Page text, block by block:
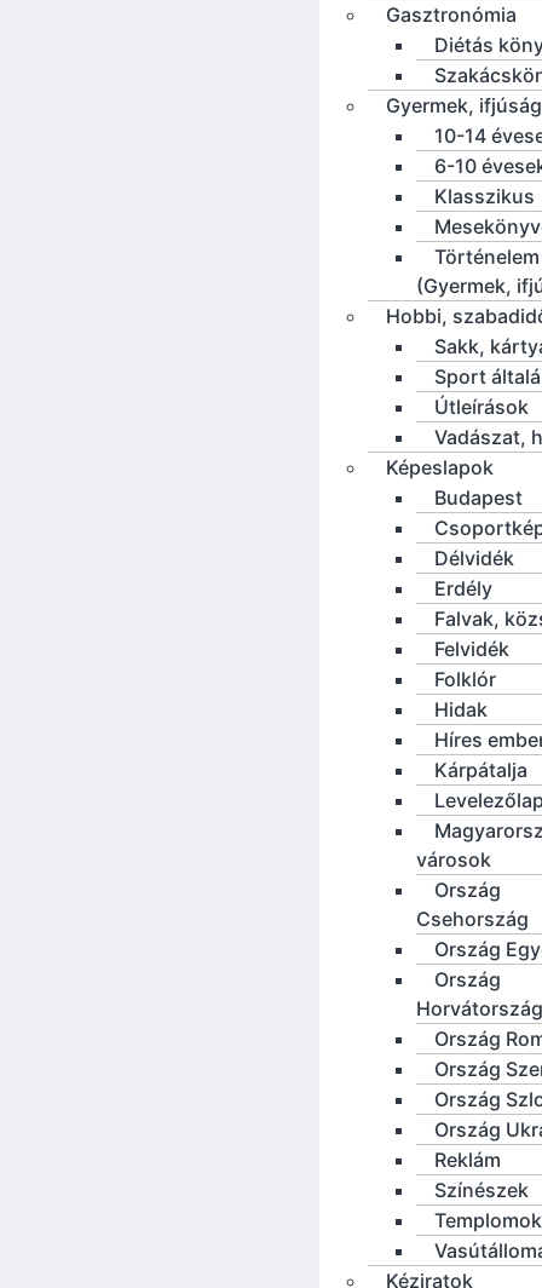
Gasztronómia
Diétás
Gyermek,
10-14
6-10
Klasszikus
Történelem
(Gyermek,
Hobbi,
Sakk,
Sport
Útleírások
Vadászat,
Képeslapok
Budapest
Délvidék
Erdély
Falvak,
Felvidék
Folklór
Hidak
Híres
Kárpátalja
városok
Ország
Csehország
Ország
Ország
Horvátország
Ország
Ország
Ország
Ország
Reklám
Színészek
Templomok
Kéziratok